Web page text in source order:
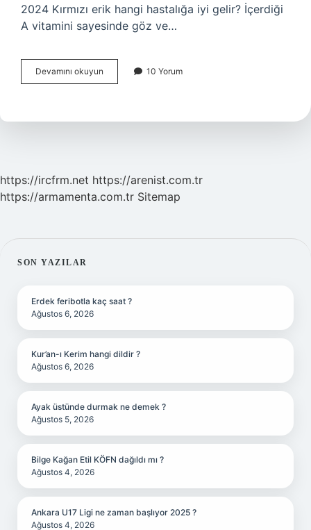
2024 Kırmızı erik hangi hastalığa iyi gelir? İçerdiği
A vitamini sayesinde göz ve…
Devamını okuyun
Hangi
Gelir
10 Yorum
https://ircfrm.net https://arenist.com.tr
https://armamenta.com.tr Sitemap
SIDEBAR
SON YAZILAR
Erdek feribotla kaç saat ?
Ağustos 6, 2026
Kur’an-ı Kerim hangi dildir ?
Ağustos 6, 2026
Ayak üstünde durmak ne demek ?
Ağustos 5, 2026
Bilge Kağan Etil KÖFN dağıldı mı ?
Ağustos 4, 2026
Ankara U17 Ligi ne zaman başlıyor 2025 ?
Ağustos 4, 2026